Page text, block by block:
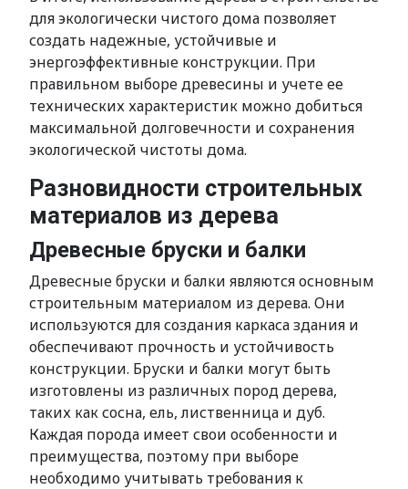
для экологически чистого дома позволяет
создать надежные, устойчивые и
энергоэффективные конструкции. При
правильном выборе древесины и учете ее
технических характеристик можно добиться
максимальной долговечности и сохранения
экологической чистоты дома.
Разновидности строительных
материалов из дерева
Древесные бруски и балки
Древесные бруски и балки являются основным
строительным материалом из дерева. Они
используются для создания каркаса здания и
обеспечивают прочность и устойчивость
конструкции. Бруски и балки могут быть
изготовлены из различных пород дерева,
таких как сосна, ель, лиственница и дуб.
Каждая порода имеет свои особенности и
преимущества, поэтому при выборе
необходимо учитывать требования к